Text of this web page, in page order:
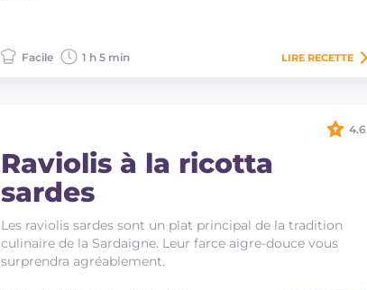
Facile 1 h 5 min LIRE RECETTE
Raviolis à la ricotta
sardes
Les raviolis sardes sont un plat principal de la tradition
culinaire de la Sardaigne. Leur farce aigre-douce vous
surprendra agréablement.
4.6